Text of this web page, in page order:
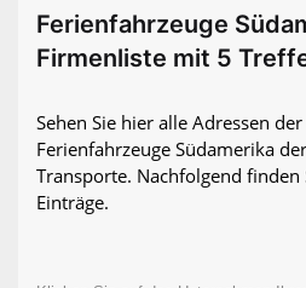
Ferienfahrzeuge
Firmenliste mit 5
Sehen Sie hier alle Adressen
Ferienfahrzeuge Südamerika
Transporte. Nachfolgend finden
Einträge.